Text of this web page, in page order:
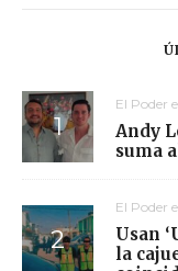
El Poder
Andy
suma
El Poder
Usan
la